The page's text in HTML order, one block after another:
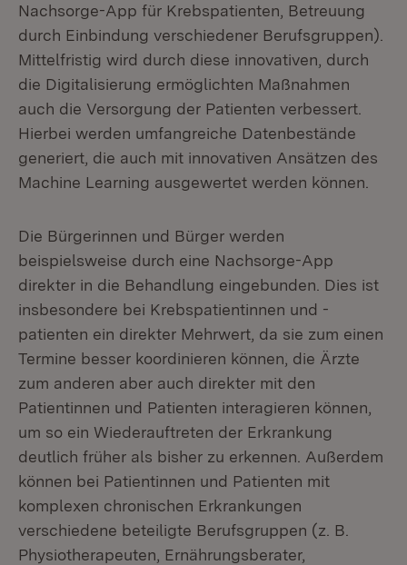
Nachsorge-App für Krebspatienten, Betreuung
durch Einbindung verschiedener Berufsgruppen).
Mittelfristig wird durch diese innovativen, durch
die Digitalisierung ermöglichten Maßnahmen
auch die Versorgung der Patienten verbessert.
Hierbei werden umfangreiche Datenbestände
generiert, die auch mit innovativen Ansätzen des
Machine Learning ausgewertet werden können.
Die Bürgerinnen und Bürger werden
beispielsweise durch eine Nachsorge-App
direkter in die Behandlung eingebunden. Dies ist
insbesondere bei Krebspatientinnen und -
patienten ein direkter Mehrwert, da sie zum einen
Termine besser koordinieren können, die Ärzte
zum anderen aber auch direkter mit den
Patientinnen und Patienten interagieren können,
um so ein Wiederauftreten der Erkrankung
deutlich früher als bisher zu erkennen. Außerdem
können bei Patientinnen und Patienten mit
komplexen chronischen Erkrankungen
verschiedene beteiligte Berufsgruppen (z. B.
Physiotherapeuten, Ernährungsberater,